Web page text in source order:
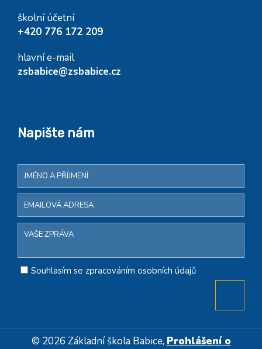
školní účetní
+420 776 172 209
hlavní e-mail
zsbabice@zsbabice.cz
Napište nám
Souhlasím se zpracováním osobních údajů
© 2026 Základní škola Babice, Prohlášení o